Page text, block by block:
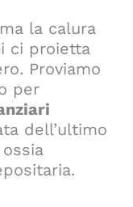
la calura
ci proietta
Proviamo
per
dell’ultimo